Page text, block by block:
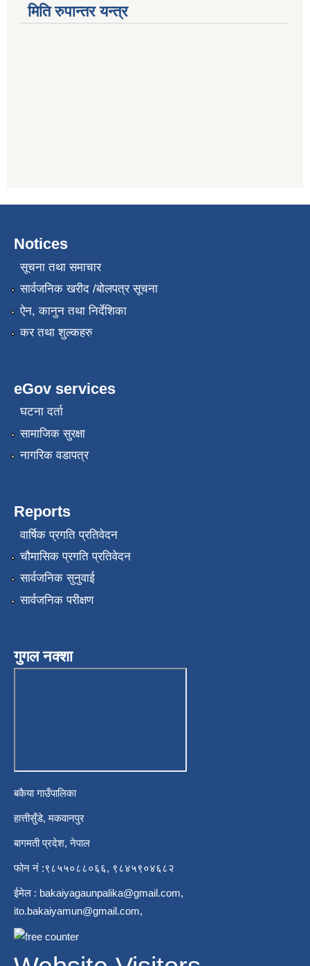
मिति रुपान्तर यन्त्र
Notices
सूचना तथा समाचार
सार्वजनिक खरीद /बोलपत्र सूचना
ऐन, कानुन तथा निर्देशिका
कर तथा शुल्कहरु
eGov services
घटना दर्ता
सामाजिक सुरक्षा
नागरिक वडापत्र
Reports
वार्षिक प्रगति प्रतिवेदन
चौमासिक प्रगति प्रतिवेदन
सार्वजनिक सुनुवाई
सार्वजनिक परीक्षण
गुगल नक्शा
बकैया गाउँपालिका
हात्तीसुँडे, मकवानपुर
बागमती प्रदेश, नेपाल
फोन नं :९८५५०८८०६६, ९८४५९०४६८२
ईमेल : bakaiyagaunpalika@gmail.com,
ito.bakaiyamun@gmail.com,